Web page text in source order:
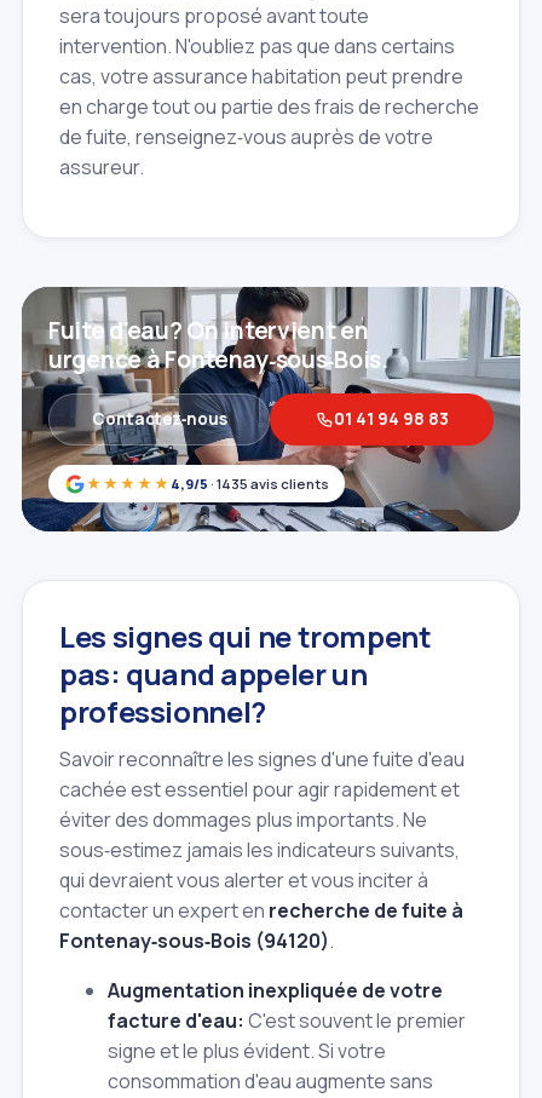
sera toujours proposé avant toute
intervention. N'oubliez pas que dans certains
cas, votre assurance habitation peut prendre
en charge tout ou partie des frais de recherche
de fuite, renseignez‑vous auprès de votre
assureur.
★★★★★ 4,9/5 · 1435 avis clients
Fuite d'eau? On intervient en
urgence à Fontenay‑sous‑Bois.
Contactez‑nous 01 41 94 98 83
Les signes qui ne trompent
pas: quand appeler un
professionnel?
Savoir reconnaître les signes d'une fuite d'eau
cachée est essentiel pour agir rapidement et
éviter des dommages plus importants. Ne
sous‑estimez jamais les indicateurs suivants,
qui devraient vous alerter et vous inciter à
contacter un expert en recherche de fuite à
Fontenay‑sous‑Bois (94120).
Augmentation inexpliquée de votre
facture d'eau: C'est souvent le premier
signe et le plus évident. Si votre
consommation d'eau augmente sans